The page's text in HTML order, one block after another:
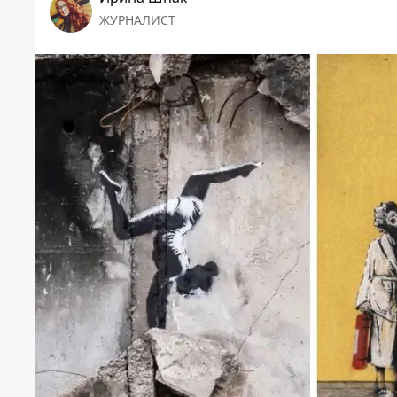
ЖУРНАЛИСТ